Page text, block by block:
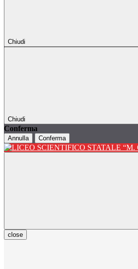
Chiudi
Chiudi
Conferma
Annulla Conferma
close